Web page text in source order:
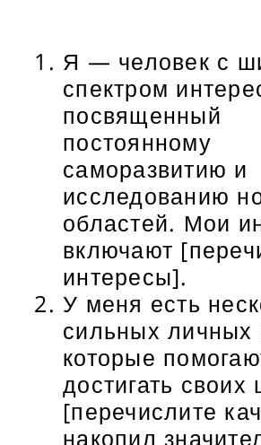
Я — человек с
спектром
посвященный
постоянному
саморазвитию и
исследованию
областей. Мои
включают
интересы].
У меня есть
сильных личных
которые
достигать своих
[перечислите
накопил